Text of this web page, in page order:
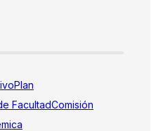
Plan
FacultadComisión